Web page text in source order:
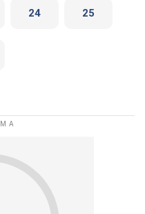
24 25